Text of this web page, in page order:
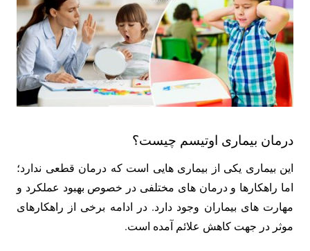
درمان بیماری اوتیسم چیست؟
این بیماری یکی از بیماری هایی است که درمان قطعی ندارد؛
اما راهکارها و درمان های مختلفی در خصوص بهبود عملکرد و
مهارت های بیماران وجود دارد. در ادامه برخی از راهکارهای
موثر در جهت کاهش علائم آمده است.